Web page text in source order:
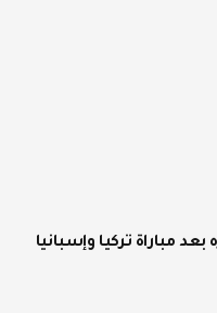
مباراة تركيا وإسبانيا